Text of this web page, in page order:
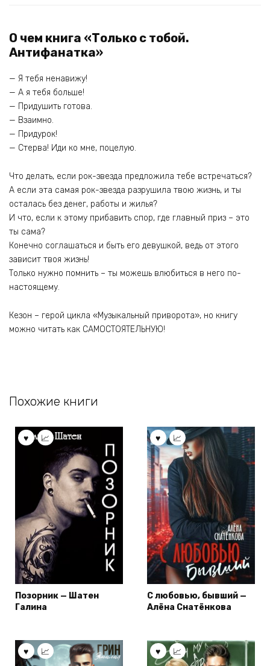
О чем книга «Только с тобой.
Антифанатка»
— Я тебя ненавижу!
— А я тебя больше!
— Придушить готова.
— Взаимно.
— Придурок!
— Стерва! Иди ко мне, поцелую.
Что делать, если рок-звезда предложила тебе встречаться?
А если эта самая рок-звезда разрушила твою жизнь, и ты
осталась без денег, работы и жилья?
И что, если к этому прибавить спор, где главный приз – это
ты сама?
Конечно соглашаться и быть его девушкой, ведь от этого
зависит твоя жизнь!
Только нужно помнить – ты можешь влюбиться в него по-
настоящему.
Кезон – герой цикла «Музыкальный приворота», но книгу
можно читать как САМОСТОЯТЕЛЬНУЮ!
Похожие книги
Позорник — Шатен
Галина
С любовью, бывший —
Алёна Снатёнкова